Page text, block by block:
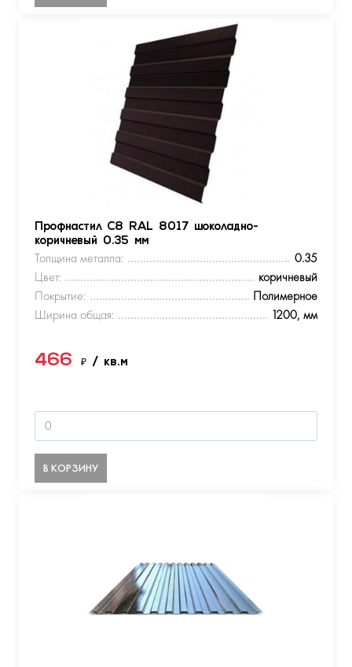
Профнастил С8 RAL 8017 шоколадно-
коричневый 0.35 мм
Толщина металла:
0.35
Цвет:
коричневый
Покрытие:
Полимерное
Ширина общая:
1200, мм
466 ₽ / кв.м
В КОРЗИНУ